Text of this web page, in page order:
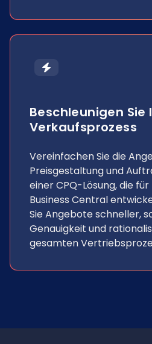
Beschleunigen Sie
Verkaufsprozess
Vereinfachen Sie die
Preisgestaltung und
einer CPQ-Lösung, die
Business Central
Sie Angebote schneller,
Genauigkeit und
gesamten